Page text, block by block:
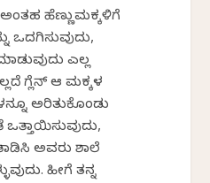
ಹೆಣ್ಣುಮಕ್ಕಳಿಗೆ
ಒದಗಿಸುವುದು,
ಮಾಡುವುದು ಎಲ್ಲ
ಗ್ಲೆನ್ ಆ ಮಕ್ಕಳ
ಅರಿತುಕೊಂಡು
ಅವರು ಶಾಲೆ
ಹೀಗೆ ತನ್ನ